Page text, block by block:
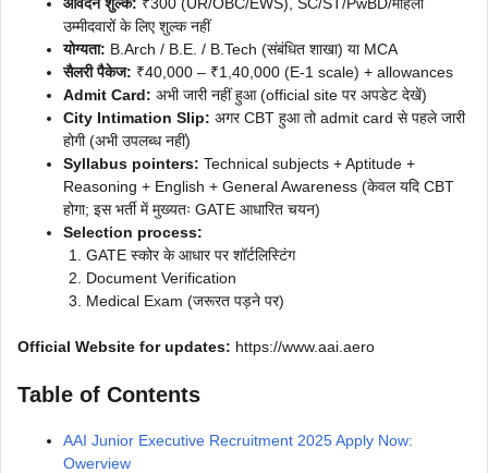
उम्मीदवारों के लिए शुल्क नहीं
योग्यता: B.Arch / B.E. / B.Tech (संबंधित शाखा) या MCA
सैलरी पैकेज: ₹40,000 – ₹1,40,000 (E-1 scale) + allowances
Admit Card: अभी जारी नहीं हुआ (official site पर अपडेट देखें)
City Intimation Slip: अगर CBT हुआ तो admit card से पहले जारी
होगी (अभी उपलब्ध नहीं)
Syllabus pointers: Technical subjects + Aptitude +
Reasoning + English + General Awareness (केवल यदि CBT
होगा; इस भर्ती में मुख्यतः GATE आधारित चयन)
Selection process:
GATE स्कोर के आधार पर शॉर्टलिस्टिंग
Document Verification
Medical Exam (जरूरत पड़ने पर)
Official Website for updates: https://www.aai.aero
Table of Contents
AAI Junior Executive Recruitment 2025 Apply Now:
Owerview